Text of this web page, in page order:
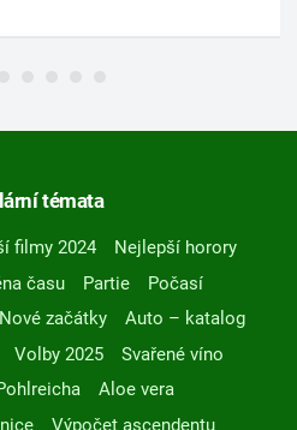
témata
filmy 2024
Nejlepší horory
času Partie
Počasí
začátky
Auto – katalog
Volby 2025
Svařené víno
Aloe vera
Výpočet ascendentu